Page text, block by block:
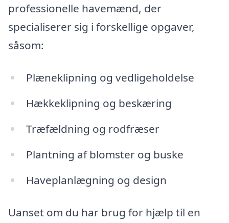
professionelle havemænd, der
specialiserer sig i forskellige opgaver,
såsom:
Plæneklipning og vedligeholdelse
Hækkeklipning og beskæring
Træfældning og rodfræser
Plantning af blomster og buske
Haveplanlægning og design
Uanset om du har brug for hjælp til en